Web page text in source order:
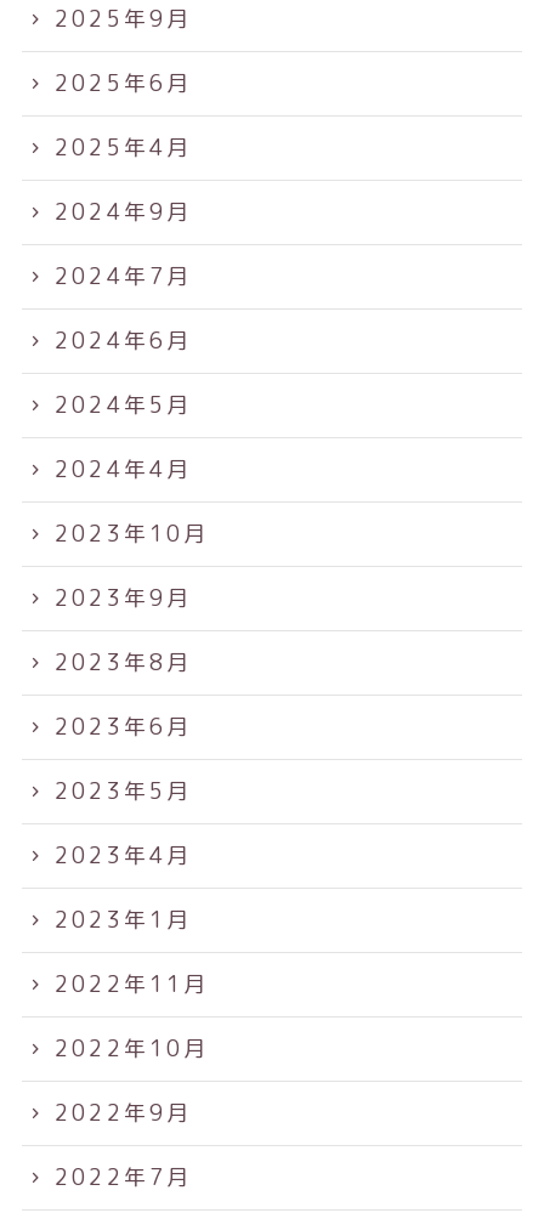
2025年9月
2025年6月
2025年4月
2024年9月
2024年7月
2024年6月
2024年5月
2024年4月
2023年10月
2023年9月
2023年8月
2023年6月
2023年5月
2023年4月
2023年1月
2022年11月
2022年10月
2022年9月
2022年7月